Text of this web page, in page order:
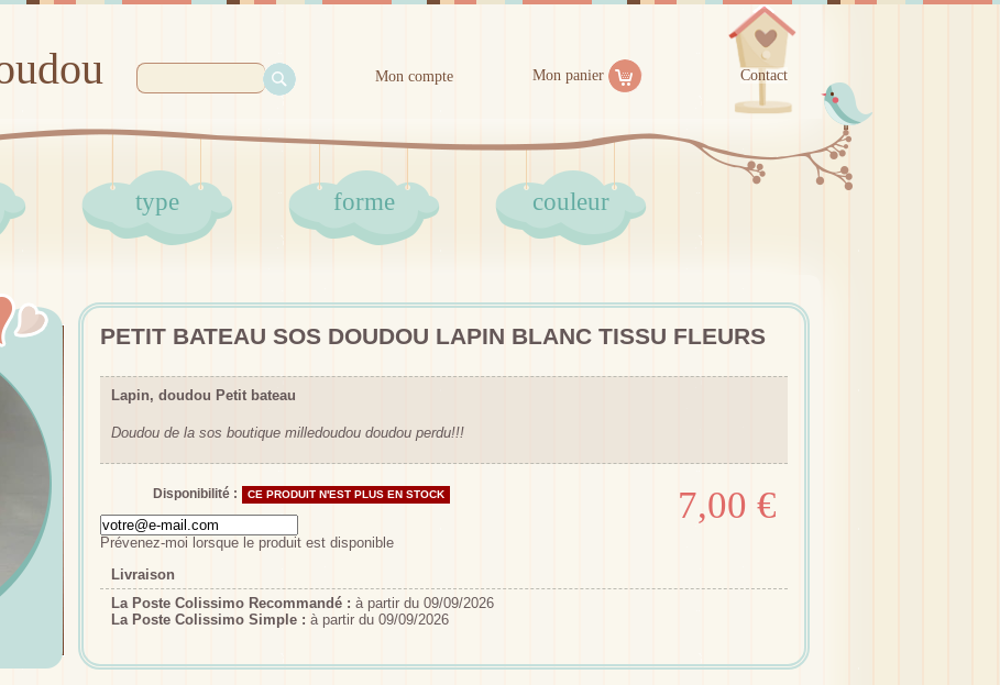
Mon compte Mon panier Contact
type forme couleur
PETIT BATEAU SOS DOUDOU LAPIN BLANC TISSU FLEURS
Lapin, doudou Petit bateau
Doudou de la sos boutique milledoudou doudou perdu!!!
Disponibilité : CE PRODUIT N'EST PLUS EN STOCK
Prévenez-moi lorsque le produit est disponible
7,00 €
Livraison
La Poste Colissimo Recommandé : à partir du 09/09/2026
La Poste Colissimo Simple : à partir du 09/09/2026